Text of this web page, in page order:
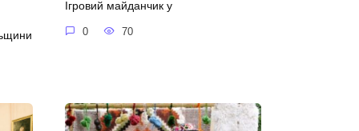
Ігровий майданчик у
0 70